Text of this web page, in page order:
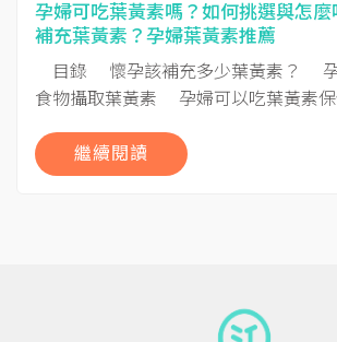
孕婦可吃葉黃素嗎？如何挑選與怎
補充葉黃素？孕婦葉黃素推薦
目錄 懷孕該補充多少葉黃素？ 孕
食物攝取葉黃素 孕婦可以吃葉黃素保
繼續閱讀